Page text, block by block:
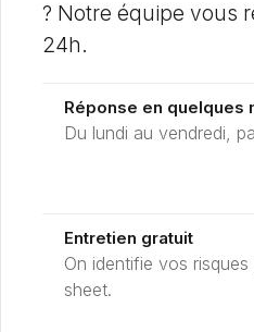
? Notre équipe vous
24h.
Réponse en quelques
Du lundi au vendredi,
Entretien gratuit
On identifie vos
sheet.